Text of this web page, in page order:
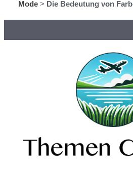
Mode> Die Bedeutung von